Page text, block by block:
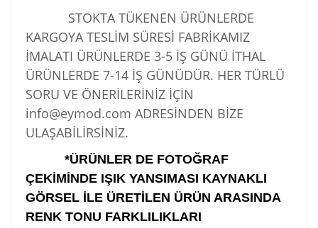
STOKTA TÜKENEN ÜRÜNLERDE
KARGOYA TESLİM SÜRESİ FABRİKAMIZ
İMALATI ÜRÜNLERDE 3-5 İŞ GÜNÜ İTHAL
ÜRÜNLERDE 7-14 İŞ GÜNÜDÜR. HER TÜRLÜ
SORU VE ÖNERİLERİNİZ İÇİN
info@eymod.com ADRESİNDEN BİZE
ULAŞABİLİRSİNİZ.
*ÜRÜNLER DE FOTOĞRAF
ÇEKİMİNDE IŞIK YANSIMASI KAYNAKLI
GÖRSEL İLE ÜRETİLEN ÜRÜN ARASINDA
RENK TONU FARKLILIKLARI